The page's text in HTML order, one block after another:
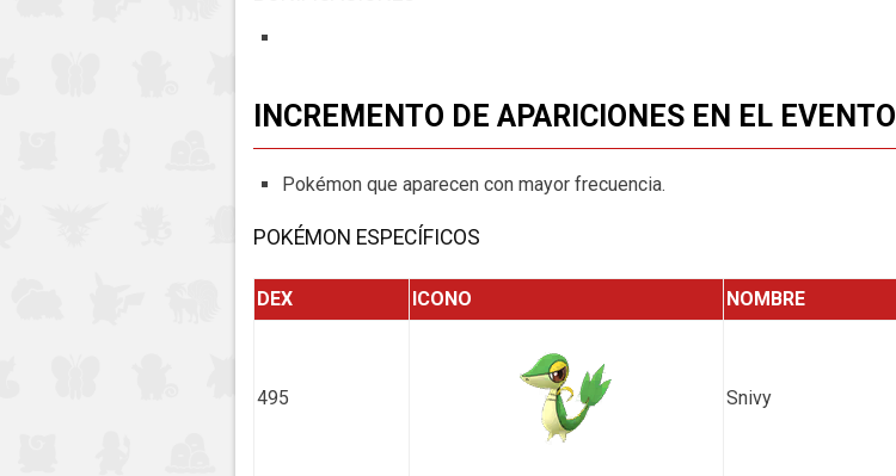
INCREMENTO DE APARICIONES EN EL EVENTO
Pokémon que aparecen con mayor frecuencia.
POKÉMON ESPECÍFICOS
DEX ICONO NOMBRE
495 Snivy